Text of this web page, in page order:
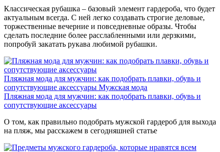
Классическая рубашка – базовый элемент гардероба, что будет
актуальным всегда. С ней легко создавать строгие деловые,
торжественные вечерние и повседневные образы. Чтобы
сделать последние более расслабленными или дерзкими,
попробуй закатать рукава любимой рубашки.
Пляжная мода для мужчин: как подобрать плавки, обувь и
сопутствующие аксессуары Мужская мода
Пляжная мода для мужчин: как подобрать плавки, обувь и
сопутствующие аксессуары
О том, как правильно подобрать мужской гардероб для выхода
на пляж, мы расскажем в сегодняшней статье